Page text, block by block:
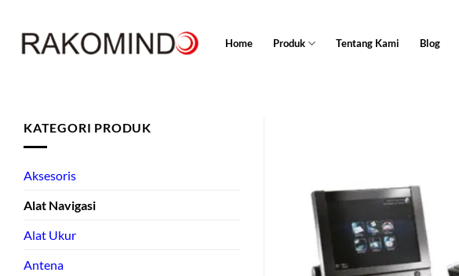
content
Home Produk Tentang Kami Blog
KATEGORI PRODUK
Aksesoris
Alat Navigasi
Alat Ukur
Antena